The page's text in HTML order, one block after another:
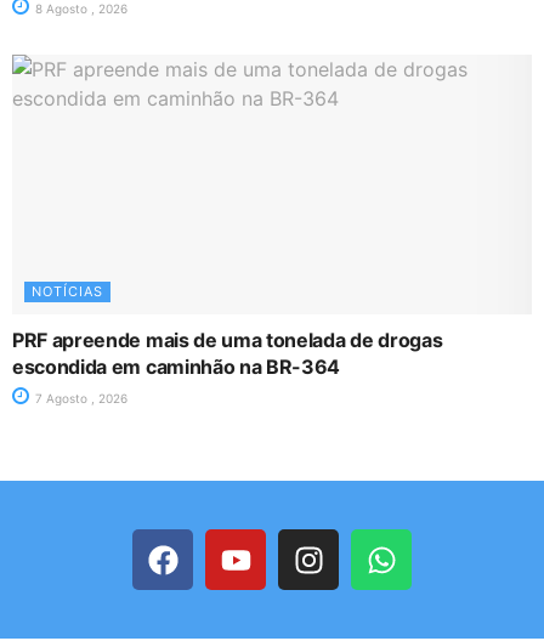
8 Agosto , 2026
NOTÍCIAS
PRF apreende mais de uma tonelada de drogas
escondida em caminhão na BR-364
7 Agosto , 2026